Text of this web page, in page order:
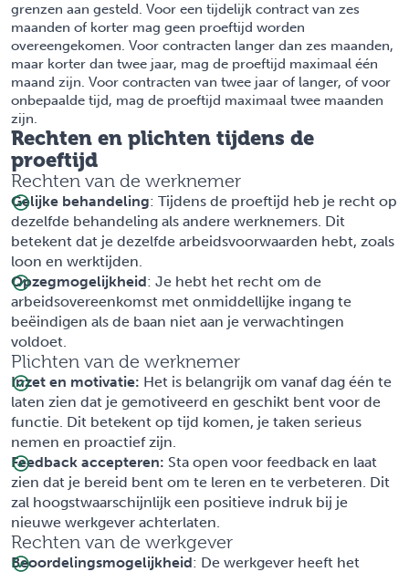
grenzen aan gesteld. Voor een tijdelijk contract van zes
maanden of korter mag geen proeftijd worden
overeengekomen. Voor contracten langer dan zes maanden,
maar korter dan twee jaar, mag de proeftijd maximaal één
maand zijn. Voor contracten van twee jaar of langer, of voor
onbepaalde tijd, mag de proeftijd maximaal twee maanden
zijn.
Rechten en plichten tijdens de
proeftijd
Rechten van de werknemer
Gelijke behandeling: Tijdens de proeftijd heb je recht op
dezelfde behandeling als andere werknemers. Dit
betekent dat je dezelfde arbeidsvoorwaarden hebt, zoals
loon en werktijden.
Opzegmogelijkheid: Je hebt het recht om de
arbeidsovereenkomst met onmiddellijke ingang te
beëindigen als de baan niet aan je verwachtingen
voldoet.
Plichten van de werknemer
Inzet en motivatie: Het is belangrijk om vanaf dag één te
laten zien dat je gemotiveerd en geschikt bent voor de
functie. Dit betekent op tijd komen, je taken serieus
nemen en proactief zijn.
Feedback accepteren: Sta open voor feedback en laat
zien dat je bereid bent om te leren en te verbeteren. Dit
zal hoogstwaarschijnlijk een positieve indruk bij je
nieuwe werkgever achterlaten.
Rechten van de werkgever
Beoordelingsmogelijkheid: De werkgever heeft het